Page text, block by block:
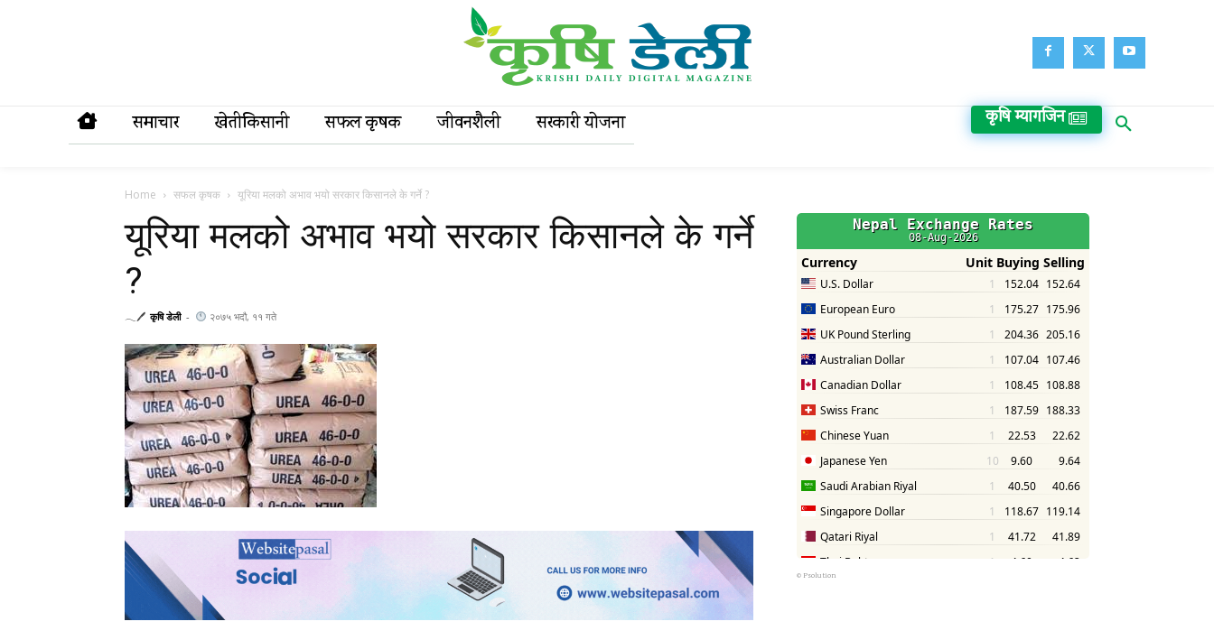
समाचार खेतीकिसानी सफल कृषक जीवनशैली सरकारी याेजना कृषि म्यागजिन
Home सफल कृषक यूरिया मलको अभाव भयो सरकार किसानले के गर्ने ?
यूरिया मलको अभाव भयो सरकार किसानले के गर्ने
?
𓂃🖊 कृषि डेली - २०७५ भदौ, ११ गते
© Psolution